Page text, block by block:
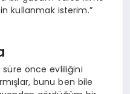
kullanmak isterim.”
süre önce evliliğini
bunu ben bile